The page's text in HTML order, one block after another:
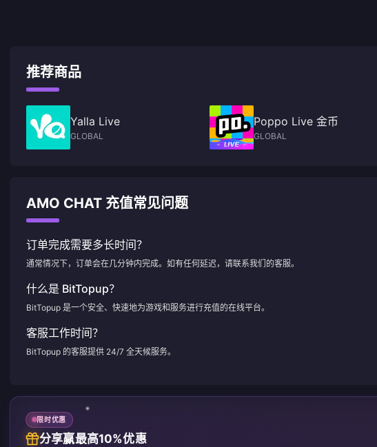
推荐商品
Yalla Live
GLOBAL
Poppo Live 金币
GLOBAL
AMO CHAT 充值常见问题
订单完成需要多长时间？
通常情况下，订单会在几分钟内完成。如有任何延迟，请联系我们的客服。
什么是 BitTopup？
BitTopup 是一个安全、快速地为游戏和服务进行充值的在线平台。
客服工作时间？
BitTopup 的客服提供 24/7 全天候服务。
限时优惠
分享赢最高10%优惠